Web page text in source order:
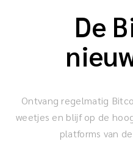
De
Ontvang regelmatig
weetjes en blijf op de
platforms van